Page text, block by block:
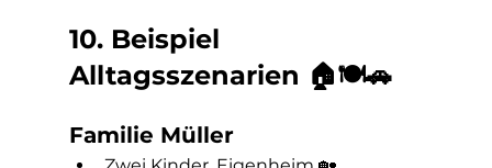
10. Beispiel
Alltagsszenarien 🏠🍽️🚗
Familie Müller